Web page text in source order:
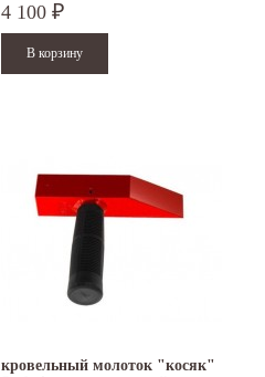
4 100 ₽
кровельный молоток "косяк"